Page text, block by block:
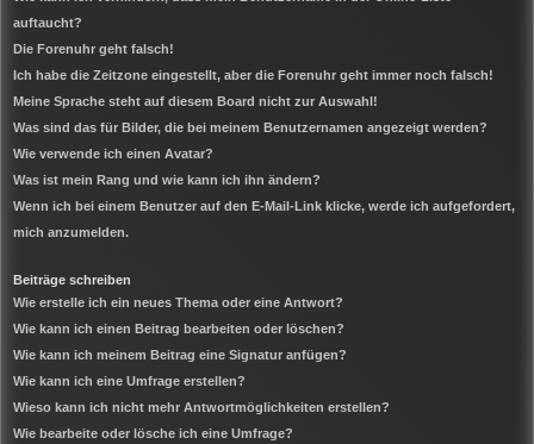
auftaucht?
Die Forenuhr geht falsch!
Ich habe die Zeitzone eingestellt, aber die Forenuhr geht immer noch falsch!
Meine Sprache steht auf diesem Board nicht zur Auswahl!
Was sind das für Bilder, die bei meinem Benutzernamen angezeigt werden?
Wie verwende ich einen Avatar?
Was ist mein Rang und wie kann ich ihn ändern?
Wenn ich bei einem Benutzer auf den E-Mail-Link klicke, werde ich aufgefordert,
mich anzumelden.
Beiträge schreiben
Wie erstelle ich ein neues Thema oder eine Antwort?
Wie kann ich einen Beitrag bearbeiten oder löschen?
Wie kann ich meinem Beitrag eine Signatur anfügen?
Wie kann ich eine Umfrage erstellen?
Wieso kann ich nicht mehr Antwortmöglichkeiten erstellen?
Wie bearbeite oder lösche ich eine Umfrage?